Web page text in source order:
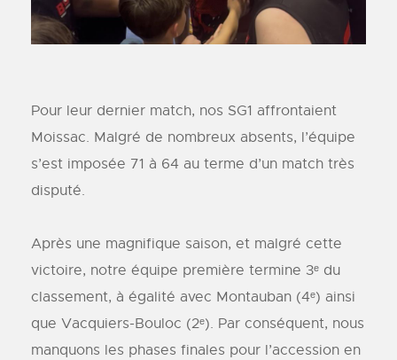
Pour leur dernier match, nos SG1 affrontaient
Moissac. Malgré de nombreux absents, l’équipe
s’est imposée 71 à 64 au terme d’un match très
disputé.
Après une magnifique saison, et malgré cette
victoire, notre équipe première termine 3ᵉ du
classement, à égalité avec Montauban (4ᵉ) ainsi
que Vacquiers-Bouloc (2ᵉ). Par conséquent, nous
manquons les phases finales pour l’accession en